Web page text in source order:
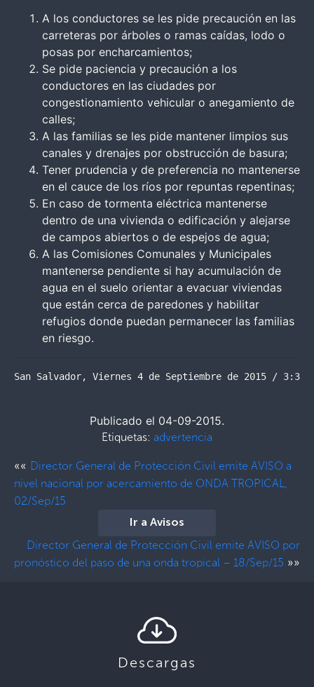
A los conductores se les pide precaución en las
carreteras por árboles o ramas caídas, lodo o
posas por encharcamientos;
Se pide paciencia y precaución a los
conductores en las ciudades por
congestionamiento vehicular o anegamiento de
calles;
A las familias se les pide mantener limpios sus
canales y drenajes por obstrucción de basura;
Tener prudencia y de preferencia no mantenerse
en el cauce de los ríos por repuntas repentinas;
En caso de tormenta eléctrica mantenerse
dentro de una vivienda o edificación y alejarse
de campos abiertos o de espejos de agua;
A las Comisiones Comunales y Municipales
mantenerse pendiente si hay acumulación de
agua en el suelo orientar a evacuar viviendas
que están cerca de paredones y habilitar
refugios donde puedan permanecer las familias
en riesgo.
San Salvador, Viernes 4 de Septiembre de 2015 / 3:30
Publicado el 04-09-2015.
Etiquetas: advertencia
«« Director General de Protección Civil emite AVISO a
nivel nacional por acercamiento de ONDA TROPICAL,
02/Sep/15
Ir a Avisos
Director General de Protección Civil emite AVISO por
pronóstico del paso de una onda tropical – 18/Sep/15 »»
Descargas